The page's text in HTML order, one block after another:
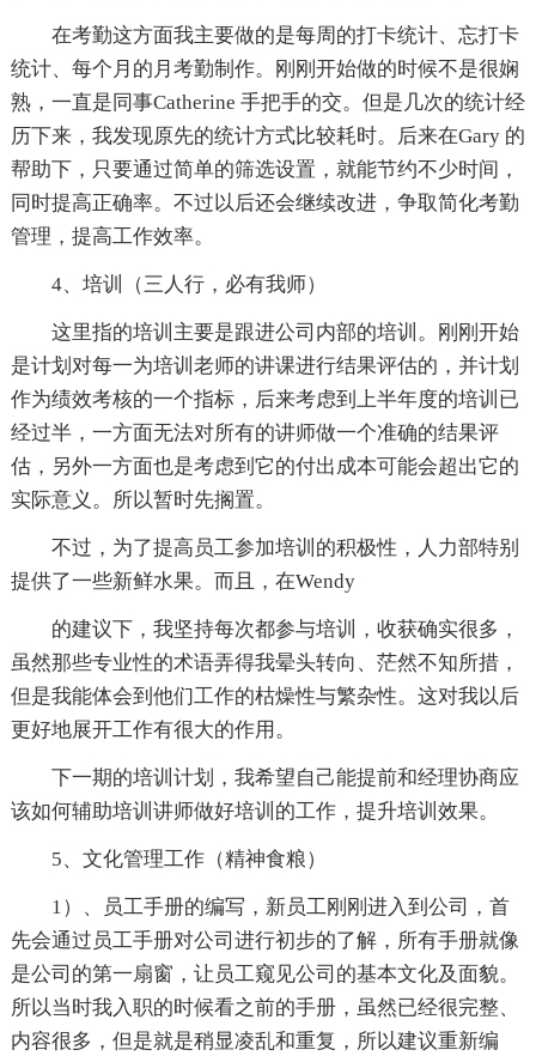
在考勤这方面我主要做的是每周的打卡统计、忘打卡
统计、每个月的月考勤制作。刚刚开始做的时候不是很娴
熟，一直是同事Catherine 手把手的交。但是几次的统计经
历下来，我发现原先的统计方式比较耗时。后来在Gary 的
帮助下，只要通过简单的筛选设置，就能节约不少时间，
同时提高正确率。不过以后还会继续改进，争取简化考勤
管理，提高工作效率。
4、培训（三人行，必有我师）
这里指的培训主要是跟进公司内部的培训。刚刚开始
是计划对每一为培训老师的讲课进行结果评估的，并计划
作为绩效考核的一个指标，后来考虑到上半年度的培训已
经过半，一方面无法对所有的讲师做一个准确的结果评
估，另外一方面也是考虑到它的付出成本可能会超出它的
实际意义。所以暂时先搁置。
不过，为了提高员工参加培训的积极性，人力部特别
提供了一些新鲜水果。而且，在Wendy
的建议下，我坚持每次都参与培训，收获确实很多，
虽然那些专业性的术语弄得我晕头转向、茫然不知所措，
但是我能体会到他们工作的枯燥性与繁杂性。这对我以后
更好地展开工作有很大的作用。
下一期的培训计划，我希望自己能提前和经理协商应
该如何辅助培训讲师做好培训的工作，提升培训效果。
5、文化管理工作（精神食粮）
1）、员工手册的编写，新员工刚刚进入到公司，首
先会通过员工手册对公司进行初步的了解，所有手册就像
是公司的第一扇窗，让员工窥见公司的基本文化及面貌。
所以当时我入职的时候看之前的手册，虽然已经很完整、
内容很多，但是就是稍显凌乱和重复，所以建议重新编